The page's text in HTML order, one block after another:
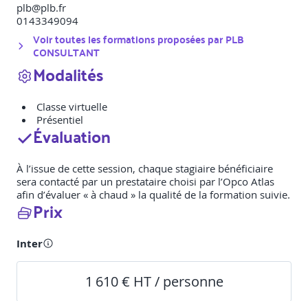
plb@plb.fr
0143349094
Voir toutes les formations proposées parPLB
CONSULTANT
Modalités
Classe virtuelle
Présentiel
Évaluation
À l’issue de cette session, chaque stagiaire bénéficiaire
sera contacté par un prestataire choisi par l’Opco Atlas
afin d’évaluer « à chaud » la qualité de la formation suivie.
Prix
Inter
1 610 € HT / personne